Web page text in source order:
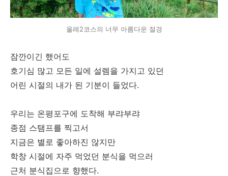
올레2코스의 너무 아름다운 절경
잠깐이긴 했어도
호기심 많고 모든 일에 설렘을 가지고 있던
어린 시절의 내가 된 기분이 들었다.
우리는 온평포구에 도착해 부랴부랴
종점 스탬프를 찍고서
지금은 별로 좋아하진 않지만
학창 시절에 자주 먹었던 분식을 먹으러
근처 분식집으로 향했다.